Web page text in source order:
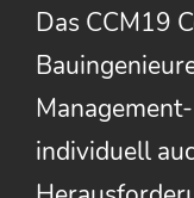
Das CCM19
individuell